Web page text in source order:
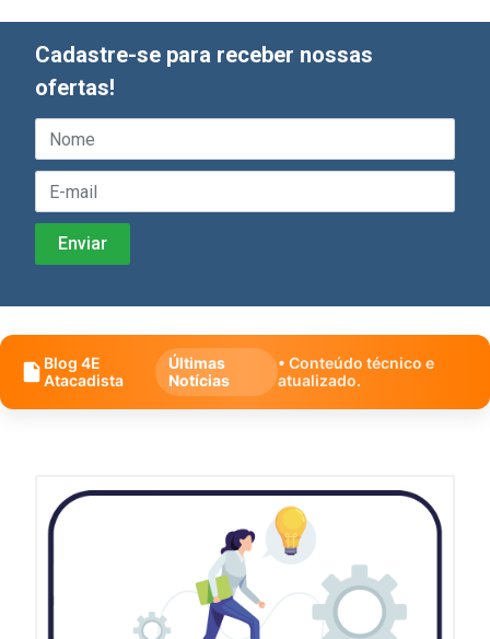
Cadastre-se para receber nossas
ofertas!
Blog 4E
Atacadista
Últimas
Notícias
• Conteúdo técnico e
atualizado.